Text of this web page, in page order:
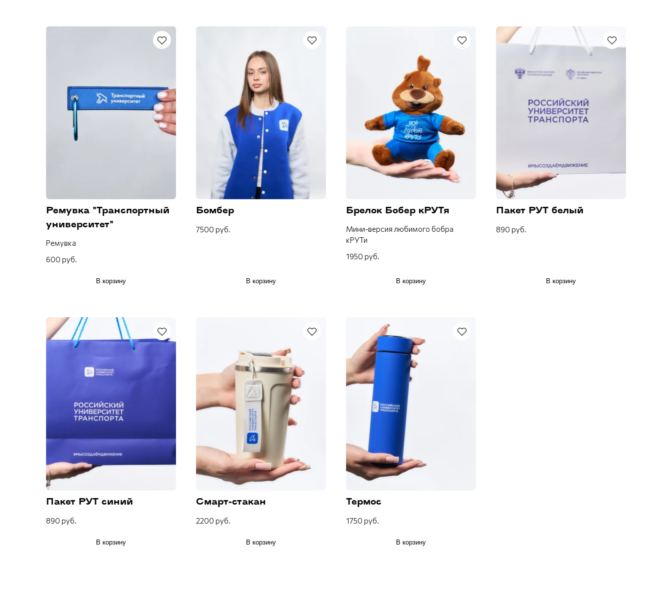
Ремувка "Транспортный
университет"
Ремувка
600 руб.
В корзину
Бомбер
7500 руб.
В корзину
Брелок Бобер кРУТя
Мини-версия любимого бобра
кРУТи
1950 руб.
В корзину
Пакет РУТ белый
890 руб.
В корзину
Пакет РУТ синий
890 руб.
В корзину
Смарт-стакан
2200 руб.
В корзину
Термос
1750 руб.
В корзину